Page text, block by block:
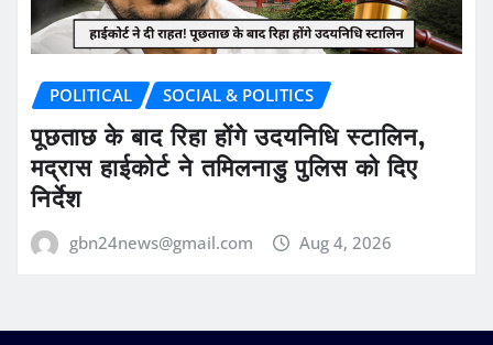
POLITICAL SOCIAL & POLITICS
पूछताछ के बाद रिहा होंगे उदयनिधि स्टालिन,
मद्रास हाईकोर्ट ने तमिलनाडु पुलिस को दिए
निर्देश
gbn24news@gmail.com Aug 4, 2026